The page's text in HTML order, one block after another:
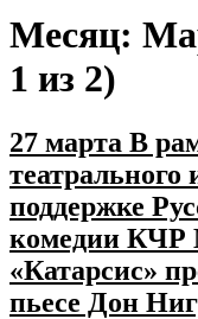
Месяц:
1 из 2)
27 марта В
театрального
поддержке
комедии КЧР
«Катарсис»
пьесе Дон